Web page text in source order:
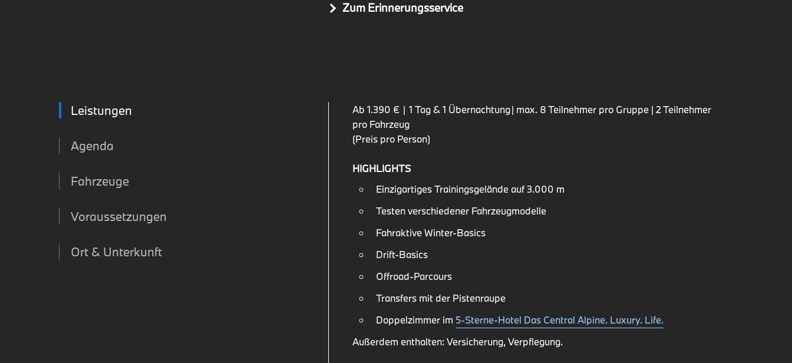
Zum Erinnerungsservice
Leistungen
Ab 1.390 € | 1 Tag & 1 Übernachtung | max. 8 Teilnehmer pro Gruppe | 2 Teilnehmer
pro Fahrzeug
(Preis pro Person)
HIGHLIGHTS
Einzigartiges Trainingsgelände auf 3.000 m
Testen verschiedener Fahrzeugmodelle
Fahraktive Winter-Basics
Drift-Basics
Offroad-Parcours
Transfers mit der Pistenraupe
Doppelzimmer im 5-Sterne-Hotel Das Central Alpine. Luxury. Life.
Außerdem enthalten: Versicherung, Verpflegung.
Agenda
Fahrzeuge
Voraussetzungen
Ort & Unterkunft